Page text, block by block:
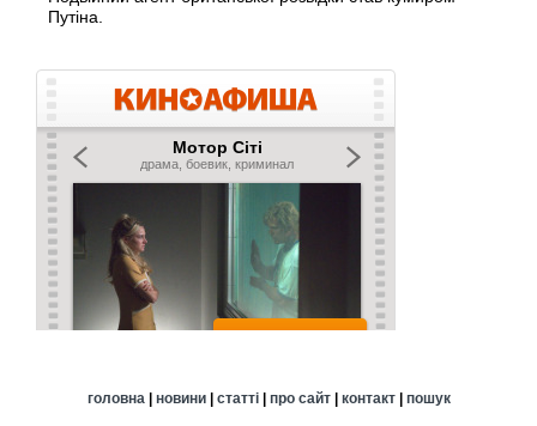
Путіна.
головна| новини| статті| про сайт| контакт| пошук